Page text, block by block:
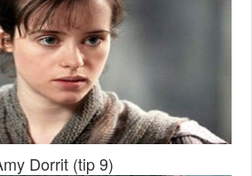
Dorrit (tip 9)